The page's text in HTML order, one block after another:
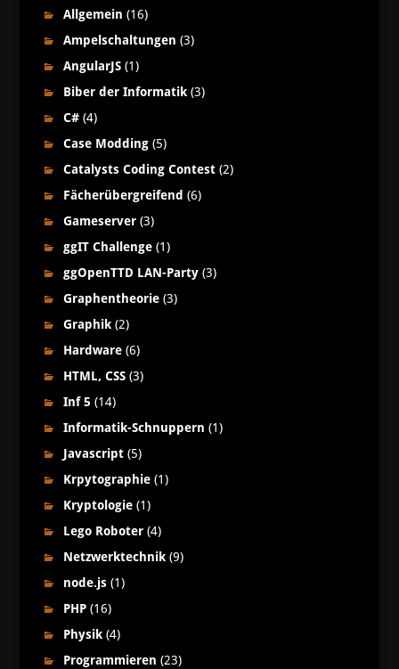
Allgemein (16)
Ampelschaltungen (3)
AngularJS(1)
Biber der Informatik(3)
C#(4)
Case Modding(5)
Catalysts Coding Contest(2)
Fächerübergreifend (6)
Gameserver(3)
ggIT Challenge(1)
ggOpenTTD LAN-Party(3)
Graphentheorie(3)
Graphik(2)
Hardware(6)
HTML, CSS(3)
Inf 5 (14)
Informatik-Schnuppern (1)
Javascript(5)
Krpytographie(1)
Kryptologie(1)
Lego Roboter(4)
Netzwerktechnik(9)
node.js(1)
PHP(16)
Physik(4)
Programmieren (23)